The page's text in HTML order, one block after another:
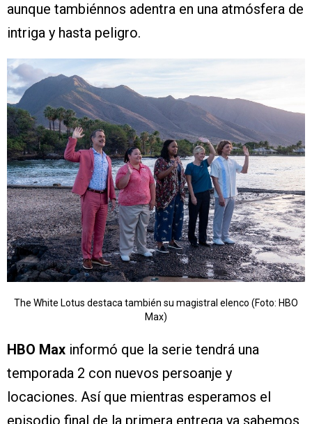
aunque tambiénnos adentra en una atmósfera de
intriga y hasta peligro.
The White Lotus destaca también su magistral elenco (Foto: HBO
Max)
HBO Max informó que la serie tendrá una
temporada 2 con nuevos persoanje y
locaciones. Así que mientras esperamos el